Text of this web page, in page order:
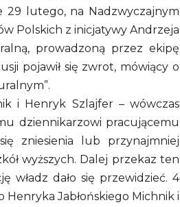
29 lutego, na Nadzwyczajnym
Polskich z inicjatywy Andrzeja
prowadzoną przez ekipę
pojawił się zwrot, mówiący o
i Henryk Szlajfer – wówczas
dziennikarzowi pracującemu
zniesienia lub przynajmniej
wyższych. Dalej przekaz ten
władz dało się przewidzieć. 4
Henryka Jabłońskiego Michnik i